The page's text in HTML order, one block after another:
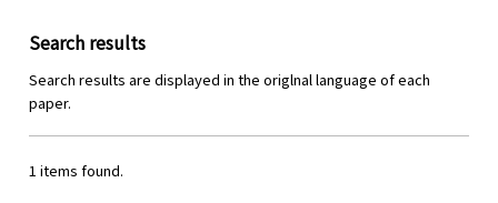
Search results
Search results are displayed in the origlnal language of each
paper.
1 items found.